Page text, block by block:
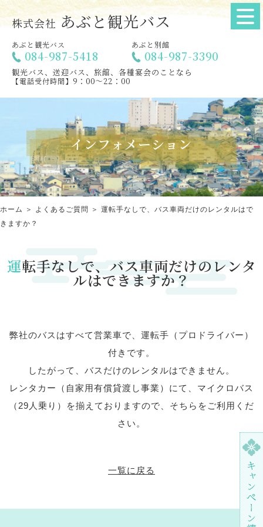
株式会社 あぶと観光バス
あぶと観光バス
084-987-5418
あぶと別館
084-987-3390
観光バス、送迎バス、旅館、各種宴会のことなら
【電話受付時間】 9：00～22：00
インフォメーション
ホーム
＞ よくあるご質問 ＞ 運転手なしで、バス車両だけのレンタルはで
きますか？
運転手なしで、バス車両だけのレンタ
ルはできますか？
弊社のバスはすべて営業車で、運転手（プロドライバー）
付きです。
したがって、バスだけのレンタルはできません。
レンタカー（自家用有償貸渡し事業）にて、マイクロバス
（29人乗り）を揃えておりますので、そちらをご利用くだ
さい。
一覧に戻る